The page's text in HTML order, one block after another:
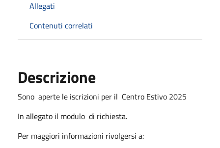
Allegati
Contenuti correlati
Descrizione
Sono aperte le iscrizioni per il Centro Estivo 2025
In allegato il modulo di richiesta.
Per maggiori informazioni rivolgersi a: